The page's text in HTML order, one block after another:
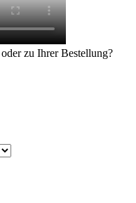
zu Ihrer Bestellung?